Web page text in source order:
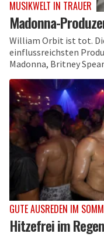
MUSIKWELT IN TRAUER
Madonna-
William Orbit ist tot.
einflussreichsten
Madonna, Britney
GUTE AUSREDEN IM
Hitzefrei im